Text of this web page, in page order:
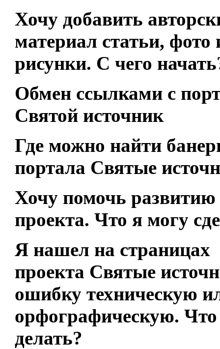
Хочу добавить
материал статьи, фото
рисунки. С чего
Обмен ссылками с
Святой источник
Где можно найти
портала Святые
Хочу помочь развитию
проекта. Что я могу
Я нашел на страницах
проекта Святые
ошибку техническую
орфографическую. Что
делать?